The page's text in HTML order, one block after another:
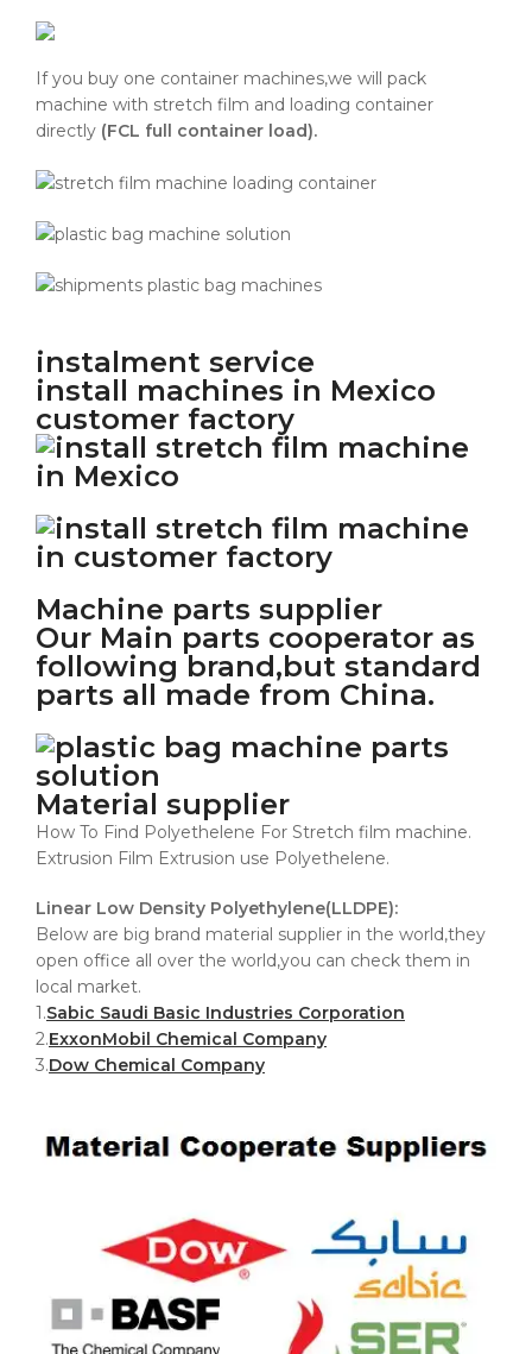
If you buy one container machines,we will pack
machine with stretch film and loading container
directly (FCL full container load).
instalment service
install machines in Mexico
customer factory
Machine parts supplier
Our Main parts cooperator as
following brand,but standard
parts all made from China.
Material supplier
How To Find Polyethelene For Stretch film machine.
Extrusion Film Extrusion use Polyethelene.
Linear Low Density Polyethylene(LLDPE):
Below are big brand material supplier in the world,they
open office all over the world,you can check them in
local market.
1.Sabic Saudi Basic Industries Corporation
2.ExxonMobil Chemical Company
3.Dow Chemical Company